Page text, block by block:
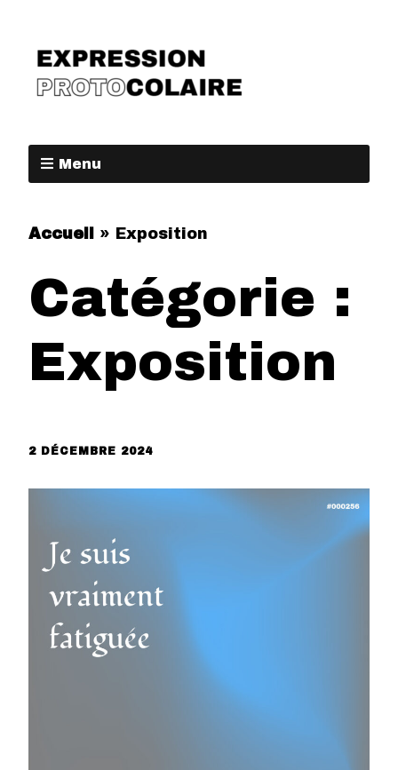
Menu
Accueil » Exposition
Catégorie :
Exposition
2 DÉCEMBRE 2024